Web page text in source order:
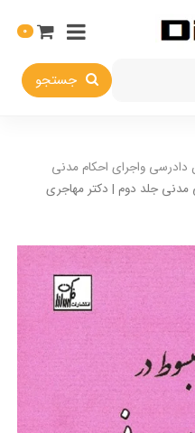
جستجو
0
دادرسي ​واجراي ​احکام ​مدني
جلد دوم | دکتر مهاجری